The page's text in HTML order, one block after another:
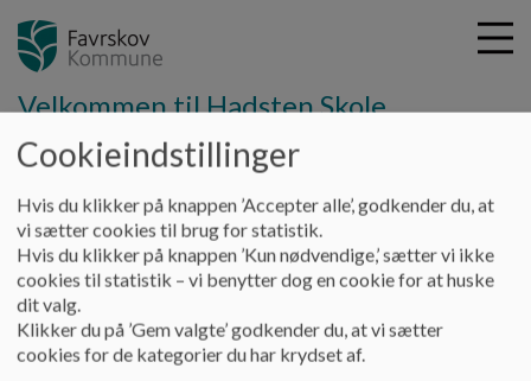
Velkommen til Hadsten Skole
Hadsten Skole
Hadbjergvej 12, 8370 Hadsten
hadstenskole@favrskov.dk
+45 89 64 47 20
Cookieindstillinger
Hvis du klikker på knappen ’Accepter alle’, godkender du, at
vi sætter cookies til brug for statistik.
Hvis du klikker på knappen ’Kun nødvendige,’ sætter vi ikke
cookies til statistik – vi benytter dog en cookie for at huske
dit valg.
Klikker du på ’Gem valgte’ godkender du, at vi sætter
cookies for de kategorier du har krydset af.